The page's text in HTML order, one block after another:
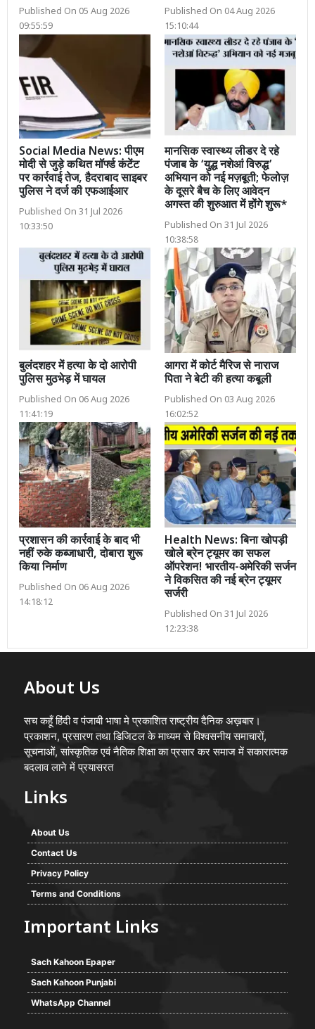
Published On 05 Aug 2026
09:55:59
Published On 04 Aug 2026
15:10:44
Social Media News: पीएम
मोदी से जुड़े कथित मॉर्फ्ड कंटेंट
पर कार्रवाई तेज, हैदराबाद साइबर
पुलिस ने दर्ज की एफआईआर
Published On 31 Jul 2026
10:33:50
मानसिक स्वास्थ्य लीडर दे रहे
पंजाब के ‘युद्ध नशेआं विरुद्ध’
अभियान को नई मज़बूती; फेलोज़
के दूसरे बैच के लिए आवेदन
अगस्त की शुरुआत में होंगे शुरू*
Published On 31 Jul 2026
10:38:58
बुलंदशहर में हत्या के दो आरोपी
पुलिस मुठभेड़ में घायल
Published On 06 Aug 2026
11:41:19
आगरा में कोर्ट मैरिज से नाराज
पिता ने बेटी की हत्या कबूली
Published On 03 Aug 2026
16:02:52
प्रशासन की कार्रवाई के बाद भी
नहीं रुके कब्जाधारी, दोबारा शुरू
किया निर्माण
Published On 06 Aug 2026
14:18:12
Health News: बिना खोपड़ी
खोले ब्रेन ट्यूमर का सफल
ऑपरेशन! भारतीय-अमेरिकी सर्जन
ने विकसित की नई ब्रेन ट्यूमर
सर्जरी
Published On 31 Jul 2026
12:23:38
About Us
सच कहूँ हिंदी व पंजाबी भाषा मे प्रकाशित राष्ट्रीय दैनिक अख़बार।
प्रकाशन, प्रसारण तथा डिजिटल के माध्यम से विश्वसनीय समाचारों,
सूचनाओं, सांस्कृतिक एवं नैतिक शिक्षा का प्रसार कर समाज में सकारात्मक
बदलाव लाने में प्रयासरत
Links
About Us
Contact Us
Privacy Policy
Terms and Conditions
Important Links
Sach Kahoon Epaper
Sach Kahoon Punjabi
WhatsApp Channel